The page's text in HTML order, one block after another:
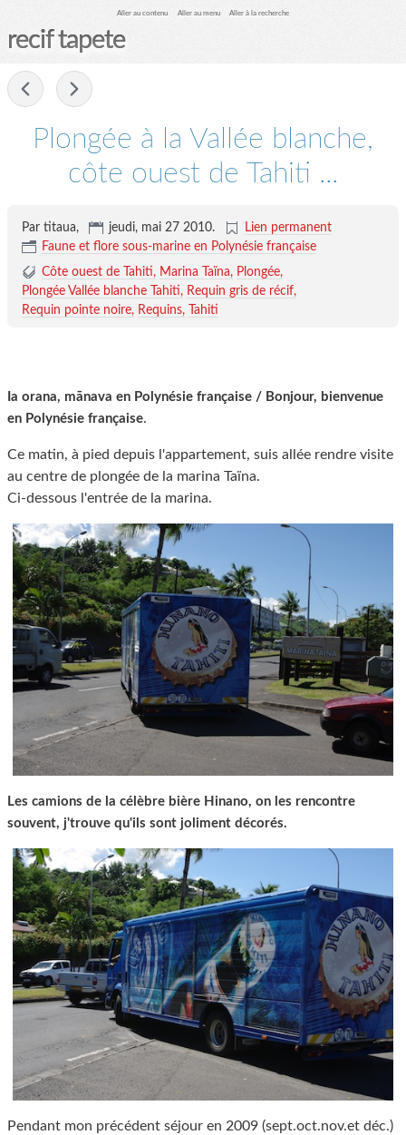
Aller au contenu Aller au menu Aller à la recherche
recif tapete
Plongée à la Vallée blanche,
côte ouest de Tahiti ...
Par titaua, jeudi, mai 27 2010.
Lien permanent
Faune et flore sous-marine en Polynésie française
Côte ouest de Tahiti
Marina Taïna
Plongée
Plongée Vallée blanche Tahiti
Requin gris de récif
Requin pointe noire
Requins Tahiti
Ia orana, mānava en Polynésie française / Bonjour, bienvenue
en Polynésie française.
Ce matin, à pied depuis l'appartement, suis allée rendre visite
au centre de plongée de la marina Taïna.
Ci-dessous l'entrée de la marina.
Les camions de la célèbre bière Hinano, on les rencontre
souvent, j'trouve qu'ils sont joliment décorés.
Pendant mon précédent séjour en 2009 (sept.oct.nov.et déc.)